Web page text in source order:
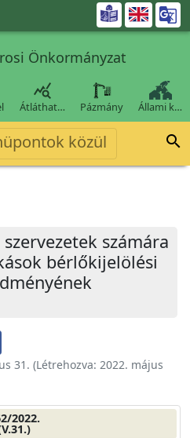

Önkormányzat

Átláthat… Pázmány Állami k…
közül 
számára
bérlőkijelölési
31. (Létrehozva: 2022. május
2022.